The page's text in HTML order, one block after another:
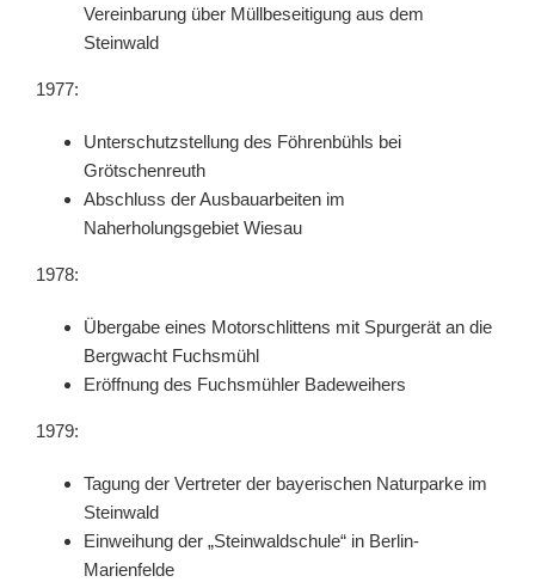
Vereinbarung über Müllbeseitigung aus dem
Steinwald
1977:
Unterschutzstellung des Föhrenbühls bei
Grötschenreuth
Abschluss der Ausbauarbeiten im
Naherholungsgebiet Wiesau
1978:
Übergabe eines Motorschlittens mit Spurgerät an die
Bergwacht Fuchsmühl
Eröffnung des Fuchsmühler Badeweihers
1979:
Tagung der Vertreter der bayerischen Naturparke im
Steinwald
Einweihung der „Steinwaldschule“ in Berlin-
Marienfelde